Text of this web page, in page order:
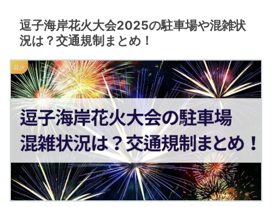
逗子海岸花火大会2025の駐車場や混雑状
況は？交通規制まとめ！
花火